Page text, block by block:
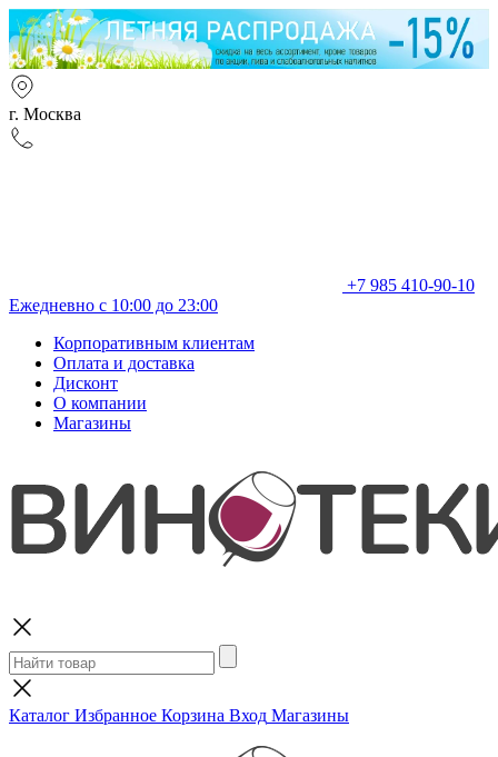
г. Москва
+7 985 410-90-10
Ежедневно с 10:00 до 23:00
Корпоративным клиентам
Оплата и доставка
Дисконт
О компании
Магазины
Каталог Избранное Корзина Вход Магазины